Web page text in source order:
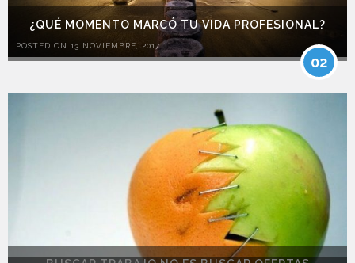
¿QUÉ MOMENTO MARCÓ TU VIDA PROFESIONAL?
POSTED ON 13 NOVIEMBRE, 2017
02